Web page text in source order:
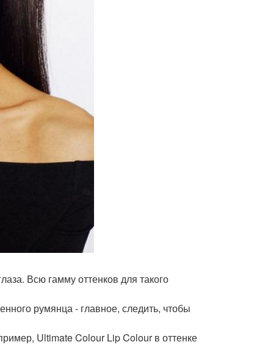
Всю гамму оттенков для такого
румянца - главное, следить, чтобы
Ultimate Colour Lip Colour в оттенке